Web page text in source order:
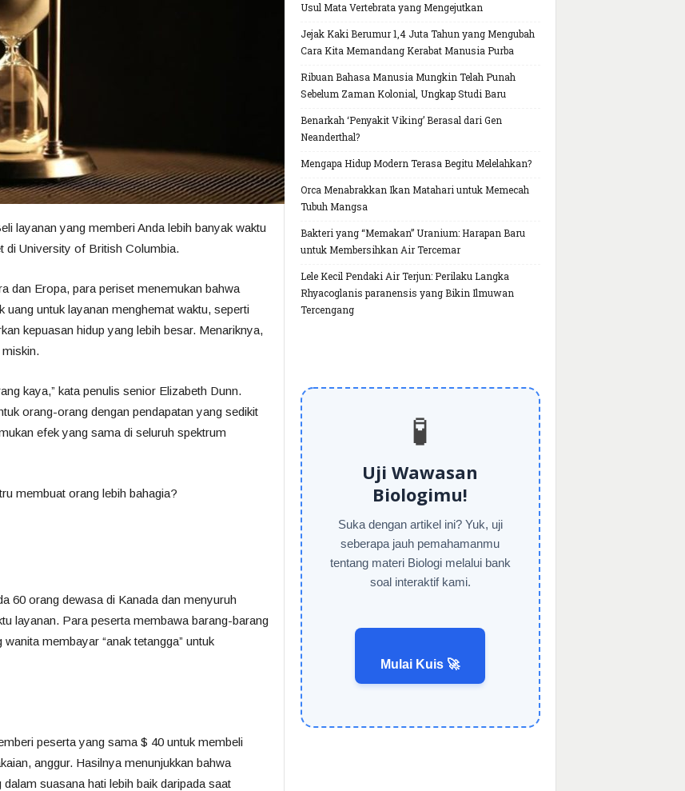
layanan yang memberi Anda lebih banyak waktu
di University of British Columbia.
dan Eropa, para periset menemukan bahwa
untuk layanan menghemat waktu, seperti
kepuasan hidup yang lebih besar. Menariknya,
kaya,” kata penulis senior Elizabeth Dunn.
orang-orang dengan pendapatan yang sedikit
efek yang sama di seluruh spektrum
membuat orang lebih bahagia?
60 orang dewasa di Kanada dan menyuruh
layanan. Para peserta membawa barang-barang
membayar “anak tetangga” untuk
peserta yang sama $ 40 untuk membeli
anggur. Hasilnya menunjukkan bahwa
suasana hati lebih baik daripada saat
Usul Mata Vertebrata yang Mengejutkan
Jejak Kaki Berumur 1,4 Juta Tahun yang Mengubah
Cara Kita Memandang Kerabat Manusia Purba
Ribuan Bahasa Manusia Mungkin Telah Punah
Sebelum Zaman Kolonial, Ungkap Studi Baru
Benarkah ‘Penyakit Viking’ Berasal dari Gen
Neanderthal?
Mengapa Hidup Modern Terasa Begitu Melelahkan?
Orca Menabrakkan Ikan Matahari untuk Memecah
Tubuh Mangsa
Bakteri yang “Memakan” Uranium: Harapan Baru
untuk Membersihkan Air Tercemar
Lele Kecil Pendaki Air Terjun: Perilaku Langka
Rhyacoglanis paranensis yang Bikin Ilmuwan
Tercengang
🧪
Uji Wawasan
Biologimu!
Suka dengan artikel ini? Yuk, uji
seberapa jauh pemahamanmu
tentang materi Biologi melalui bank
soal interaktif kami.
Mulai Kuis 🚀